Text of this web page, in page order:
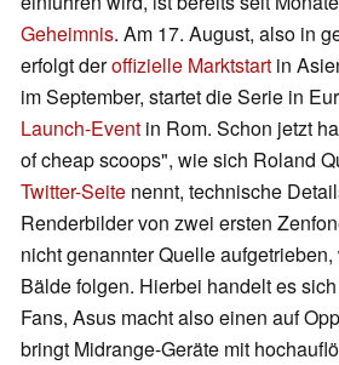
Geheimnis. Am 17. August, also in
erfolgt deroffizielle Marktstart in
im September, startet die Serie in
Launch-Event in Rom. Schon jetzt
of cheap scoops", wie sich Roland
Twitter-Seite nennt, technische
Renderbilder von zwei ersten
nicht genannter Quelle
Bälde folgen. Hierbei handelt es
Fans, Asus macht also einen auf
bringt Midrange-Geräte mit